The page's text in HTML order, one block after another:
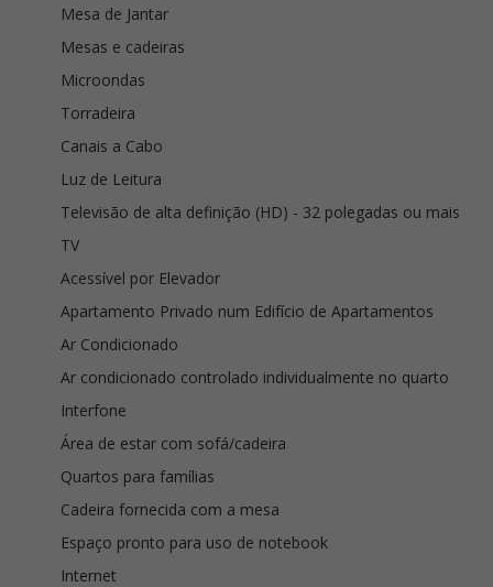
Mesa de Jantar
Mesas e cadeiras
Microondas
Torradeira
Canais a Cabo
Luz de Leitura
Televisão de alta definição (HD) - 32 polegadas ou mais
TV
Acessível por Elevador
Apartamento Privado num Edifício de Apartamentos
Ar Condicionado
Ar condicionado controlado individualmente no quarto
Interfone
Área de estar com sofá/cadeira
Quartos para famílias
Cadeira fornecida com a mesa
Espaço pronto para uso de notebook
Internet